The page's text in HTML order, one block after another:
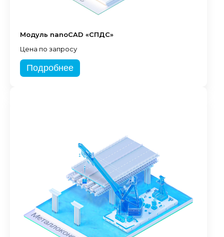
Модуль nanoCAD «СПДС»
Цена по запросу
Подробнее